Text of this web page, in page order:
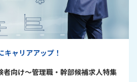
キャリアアップ！
者向け～管理職・幹部候補求人特集